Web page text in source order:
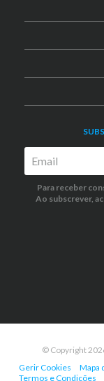
Para receber
Ao subscrever,
© Copyright
Gerir Cookies
Mapa
Termos e Condições